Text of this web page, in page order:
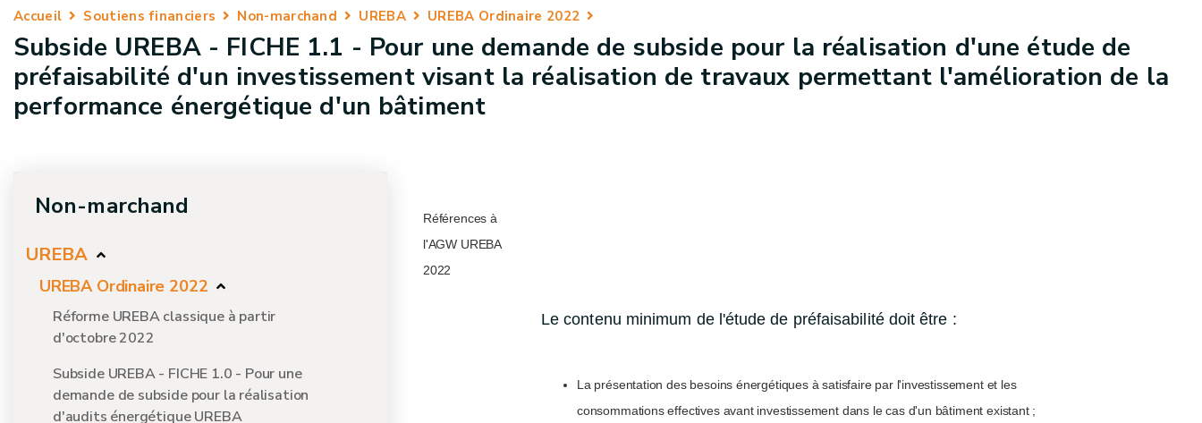
Accueil Soutiens financiers Non-marchand UREBA UREBA Ordinaire 2022
Subside UREBA - FICHE 1.1 - Pour une demande de subside pour la réalisation d'une étude de
préfaisabilité d'un investissement visant la réalisation de travaux permettant l'amélioration de la
performance énergétique d'un bâtiment
Non-marchand
UREBA
UREBA Ordinaire 2022
Réforme UREBA classique à partir
d'octobre 2022
Subside UREBA - FICHE 1.0 - Pour une
demande de subside pour la réalisation
d'audits énergétique UREBA
Références à
l'AGW UREBA
2022
Le contenu minimum de l'étude de préfaisabilité doit être :
La présentation des besoins énergétiques à satisfaire par l'investissement et les
consommations effectives avant investissement dans le cas d'un bâtiment existant ;